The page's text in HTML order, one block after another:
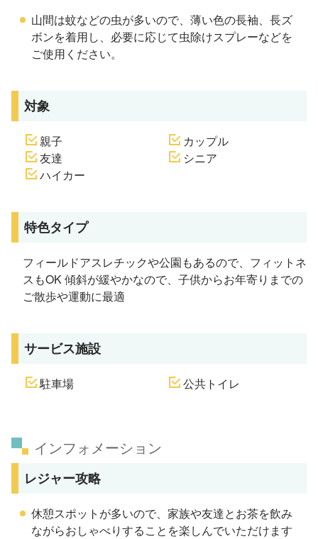
山間は蚊などの虫が多いので、薄い色の長袖、長ズ
ボンを着用し、必要に応じて虫除けスプレーなどを
ご使用ください。
対象
親子
カップル
友達
シニア
ハイカー
特色タイプ
フィールドアスレチックや公園もあるので、フィットネ
スもOK 傾斜が緩やかなので、子供からお年寄りまでの
ご散歩や運動に最適
サービス施設
駐車場 公共トイレ
インフォメーション
レジャー攻略
休憩スポットが多いので、家族や友達とお茶を飲み
ながらおしゃべりすることを楽しんでいただけます